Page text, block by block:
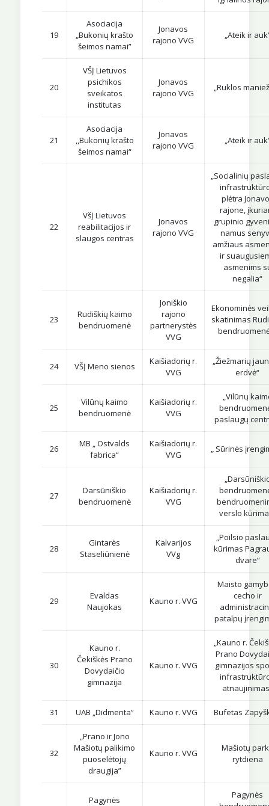
19
Asociacija
„Bukonių krašto
šeimos namai”
Jonavos
rajono VVG
„Ateik ir
20
VŠĮ Lietuvos
psichikos
sveikatos
institutas
Jonavos
rajono VVG
„Ruklos
21
Asociacija
,,Bukonių krašto
šeimos namai“
Jonavos
rajono VVG
„Ateik ir
22
VšĮ Lietuvos
reabilitacijos ir
slaugos centras
Jonavos
rajono VVG
„Socialinių
plėtra
rajone,
grupinio
namus
amžiaus
ir
asmenims
negalia“
23
Rudiškių kaimo
bendruomenė
Joniškio
rajono
partnerystės
VVG
Ekonominės
skatinimas
24 VŠĮ Meno sienos
Kaišiadorių r.
VVG
„Žiežmarių
erdvė“
25
Vilūnų kaimo
bendruomenė
Kaišiadorių r.
VVG
„Vilūnų
paslaugų
26
MB „ Ostvalds
fabrica“
Kaišiadorių r.
VVG
„ Sūrinės
27
Darsūniškio
bendruomenė
Kaišiadorių r.
VVG
verslo
28
Gintarės
Staseliūnienė
Kalvarijos
VVg
„Poilsio
kūrimas
dvare“
29
Evaldas
Naujokas
Kauno r. VVG
Maisto
cecho ir
patalpų
30
Kauno r.
Čekiškės Prano
Dovydaičio
gimnazija
Kauno r. VVG
„Kauno r.
Prano
gimnazijos
31 UAB „Didmenta” Kauno r. VVG Bufetas
32
„Prano ir Jono
Mašiotų palikimo
puoselėtojų
draugija”
Kauno r. VVG
Mašiotų
rytdiena
Pagynės
Pagynės